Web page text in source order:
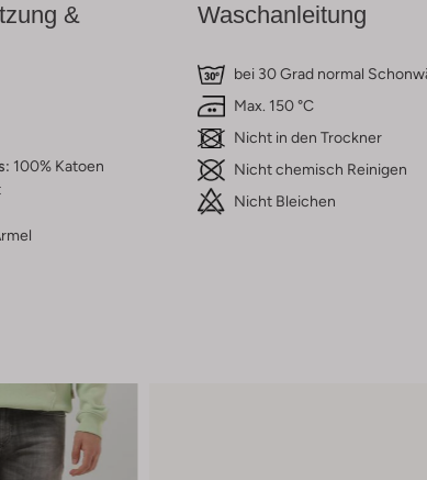
&
100% Katoen
Waschanleitung
bei 30 Grad normal
Max. 150 °C
Nicht in den Trockner
Nicht chemisch Reinigen
Nicht Bleichen